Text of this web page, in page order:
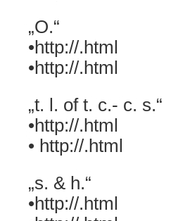
„O.“
•http://.html
•http://.html
„t. l. of t. c.- c. s.“
•http://.html
• http://.html
„s. & h.“
•http://.html